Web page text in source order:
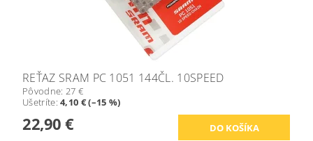
REŤAZ SRAM PC 1051 144ČL. 10SPEED
Pôvodne: 27 €
Ušetríte:4,10 € (–15 %)
22,90 €